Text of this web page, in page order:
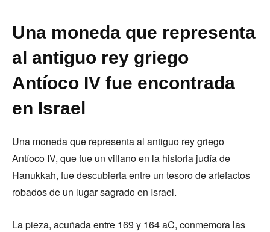
Una moneda que representa
al antiguo rey griego
Antíoco IV fue encontrada
en Israel
Una moneda que representa al antiguo rey griego
Antíoco IV, que fue un villano en la historia judía de
Hanukkah, fue descubierta entre un tesoro de artefactos
robados de un lugar sagrado en Israel.
La pieza, acuñada entre 169 y 164 aC, conmemora las